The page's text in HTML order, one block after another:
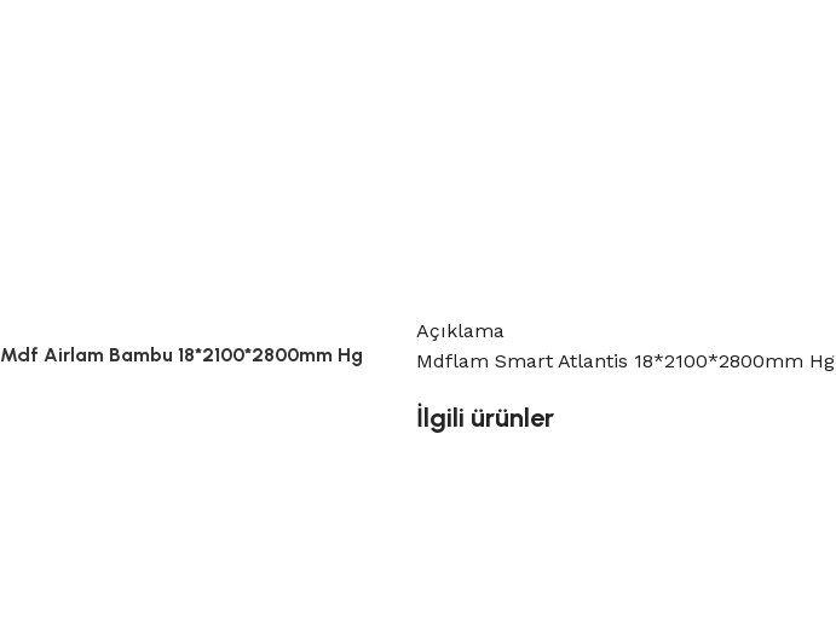
Mdf Airlam Bambu 18*2100*2800mm Hg
Açıklama
Mdflam Smart Atlantis 18*2100*2800mm Hg
İlgili ürünler